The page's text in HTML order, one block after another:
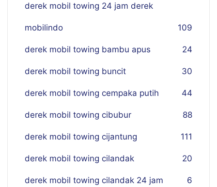
derek mobil towing 24 jam derek
mobilindo 109
derek mobil towing bambu apus 24
derek mobil towing buncit 30
derek mobil towing cempaka putih 44
derek mobil towing cibubur 88
derek mobil towing cijantung 111
derek mobil towing cilandak 20
derek mobil towing cilandak 24 jam 6